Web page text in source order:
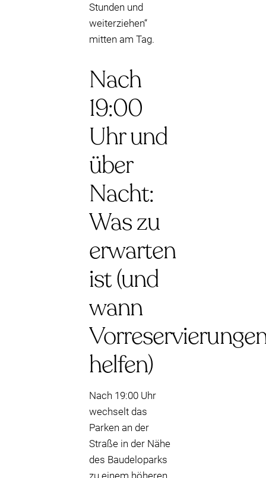
Stunden und
weiterziehen“
mitten am Tag.
Nach
19:00
Uhr und
über
Nacht:
Was zu
erwarten
ist (und
wann
helfen)
Nach 19:00 Uhr
wechselt das
Parken an der
Straße in der Nähe
des Baudeloparks